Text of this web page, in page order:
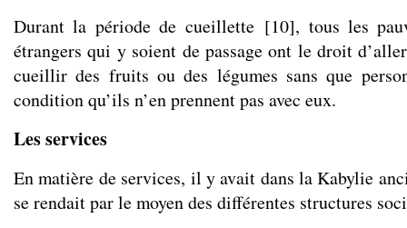
Durant la période de cueillette[10], tous les
étrangers qui y soient de passage ont le droit
cueillir des fruits ou des légumes sans que
condition qu’ils n’en prennent pas avec eux.
Les services
En matière de services, il y avait dans la Kabylie
se rendait par le moyen des différentes structures